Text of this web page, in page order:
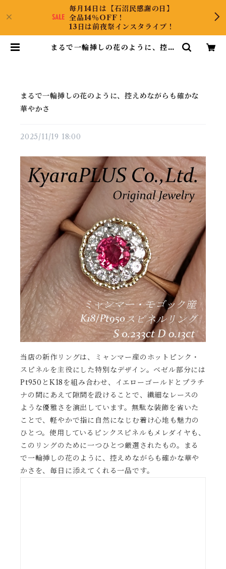
毎月14日は【石沼民感謝の日】
全品14％OFF！
13日は前夜祭インスタライブ！
まるで一輪挿しの花のように、控え
まるで一輪挿しの花のように、控えめながらも確かな
華やかさ
2025/11/19 18:00
当店の新作リングは、ミャンマー産のホットピンク・
スピネルを主役にした特別なデザイン。ベゼル部分には
Pt950とK18を組み合わせ、イエローゴールドとプラチ
ナの間にあえて隙間を設けることで、繊細なレースの
ような優雅さを演出しています。無駄な装飾を省いた
ことで、軽やかで指に自然になじむ着け心地も魅力の
ひとつ。使用しているピンクスピネルもメレダイヤも、
このリングのために一つひとつ厳選されたもの。まる
で一輪挿しの花のように、控えめながらも確かな華や
かさを、毎日に添えてくれる一品です。